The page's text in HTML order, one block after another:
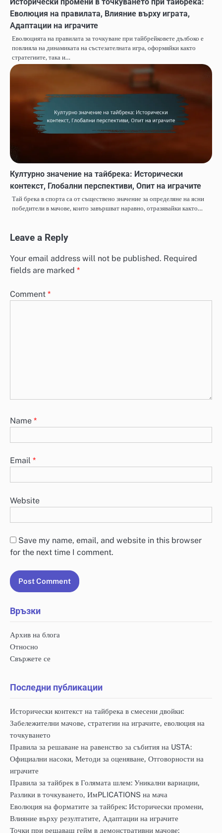
Еволюция на правилата, Влияние върху играта,
Адаптации на играчите
Еволюцията на правилата за точкуване при тайбрейковете дълбоко е
повлияла на динамиката на състезателната игра, оформяйки както
стратегиите, така и…
Културно значение на тайбрека: Исторически
контекст, Глобални перспективи, Опит на играчите
Тай брека в спорта са от съществено значение за определяне на ясни
победители в мачове, които завършват наравно, отразявайки както…
Leave a Reply
Your email address will not be published. Required
fields are marked *
Comment *
Name *
Email *
Website
Save my name, email, and website in this browser
for the next time I comment.
Връзки
Архив на блога
Относно
Свържете се
Последни публикации
Исторически контекст на тайбрека в смесени двойки:
Забележителни мачове, стратегии на играчите, еволюция на
точкуването
Правила за решаване на равенство за събития на USTA:
Официални насоки, Методи за оценяване, Отговорности на
играчите
Правила за тайбрек в Голямата шлем: Уникални вариации,
Разлики в точкуването, ИмPLICATIONS на мача
Еволюция на форматите за тайбрек: Исторически промени,
Влияние върху резултатите, Адаптации на играчите
Точки при решаващ гейм в демонстративни мачове: